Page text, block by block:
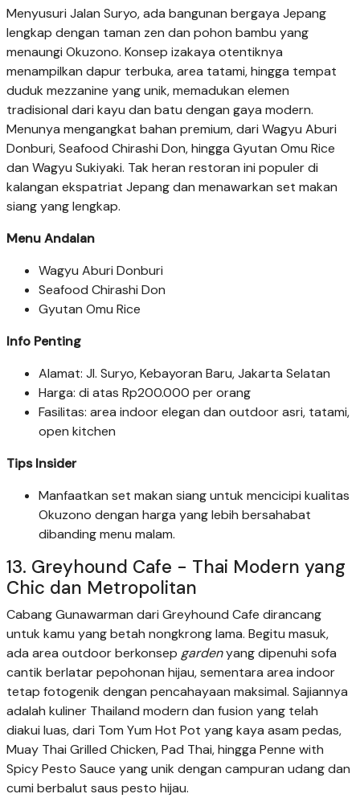
Menyusuri Jalan Suryo, ada bangunan bergaya Jepang
lengkap dengan taman zen dan pohon bambu yang
menaungi Okuzono. Konsep izakaya otentiknya
menampilkan dapur terbuka, area tatami, hingga tempat
duduk mezzanine yang unik, memadukan elemen
tradisional dari kayu dan batu dengan gaya modern.
Menunya mengangkat bahan premium, dari Wagyu Aburi
Donburi, Seafood Chirashi Don, hingga Gyutan Omu Rice
dan Wagyu Sukiyaki. Tak heran restoran ini populer di
kalangan ekspatriat Jepang dan menawarkan set makan
siang yang lengkap.
Menu Andalan
Wagyu Aburi Donburi
Seafood Chirashi Don
Gyutan Omu Rice
Info Penting
Alamat: Jl. Suryo, Kebayoran Baru, Jakarta Selatan
Harga: di atas Rp200.000 per orang
Fasilitas: area indoor elegan dan outdoor asri, tatami,
open kitchen
Tips Insider
Manfaatkan set makan siang untuk mencicipi kualitas
Okuzono dengan harga yang lebih bersahabat
dibanding menu malam.
13. Greyhound Cafe - Thai Modern yang
Chic dan Metropolitan
Cabang Gunawarman dari Greyhound Cafe dirancang
untuk kamu yang betah nongkrong lama. Begitu masuk,
ada area outdoor berkonsep gardenyang dipenuhi sofa
cantik berlatar pepohonan hijau, sementara area indoor
tetap fotogenik dengan pencahayaan maksimal. Sajiannya
adalah kuliner Thailand modern dan fusion yang telah
diakui luas, dari Tom Yum Hot Pot yang kaya asam pedas,
Muay Thai Grilled Chicken, Pad Thai, hingga Penne with
Spicy Pesto Sauce yang unik dengan campuran udang dan
cumi berbalut saus pesto hijau.